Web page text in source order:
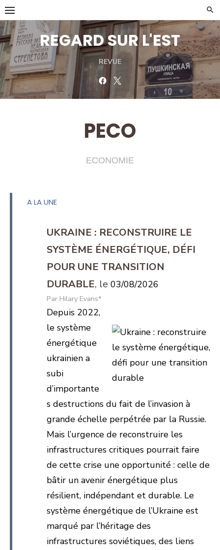
Skip
to
content
REGARD SUR L'EST
REVUE
FacebookTwitter
PECO
ECONOMIE
A LA UNE
UKRAINE : RECONSTRUIRE LE
SYSTÈME ÉNERGÉTIQUE, DÉFI
POUR UNE TRANSITION
DURABLE
03/08/2026
Hilary Evans*
Depuis 2022,
le système
énergétique
ukrainien a
subi
d’importante
s destructions du fait de l’invasion à
grande échelle perpétrée par la Russie.
Mais l’urgence de reconstruire les
infrastructures critiques pourrait faire
de cette crise une opportunité : celle de
bâtir un avenir énergétique plus
résilient, indépendant et durable. Le
système énergétique de l’Ukraine est
marqué par l’héritage des
infrastructures soviétiques, des liens